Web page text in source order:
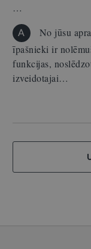
…
A
No jūsu
īpašnieki ir
funkcijas,
izveidotajai…